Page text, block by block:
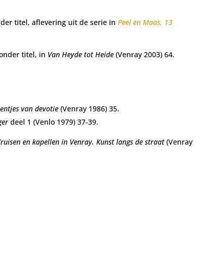
titel, aflevering uit de serie in Peel en Maas, 13
titel, in Van Heyde tot Heide (Venray 2003) 64.
van devotie (Venray 1986) 35.
deel 1 (Venlo 1979) 37-39.
en kapellen in Venray. Kunst langs de straat(Venray